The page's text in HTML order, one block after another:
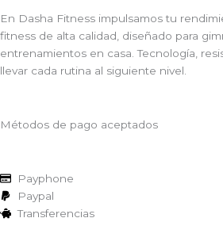
En Dasha Fitness impulsamos tu
fitness de alta calidad, diseñado para
entrenamientos en casa. Tecnología,
llevar cada rutina al siguiente nivel.
Métodos de pago aceptados
Payphone
Paypal
Transferencias